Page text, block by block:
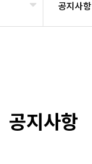
공지사항
공지사항